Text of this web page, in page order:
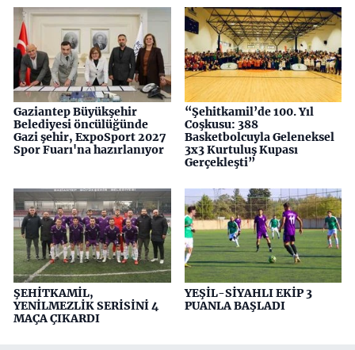
Gaziantep Büyükşehir
Belediyesi öncülüğünde
Gazi şehir, ExpoSport 2027
Spor Fuarı'na hazırlanıyor
“Şehitkamil’de 100. Yıl
Coşkusu: 388
Basketbolcuyla Geleneksel
3x3 Kurtuluş Kupası
Gerçekleşti”
ŞEHİTKAMİL,
YENİLMEZLİK SERİSİNİ 4
MAÇA ÇIKARDI
YEŞİL-SİYAHLI EKİP 3
PUANLA BAŞLADI